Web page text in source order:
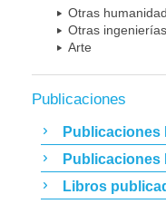
Otras
Otras
Arte
Publicaciones
Publicaciones
Publicaciones
Libros